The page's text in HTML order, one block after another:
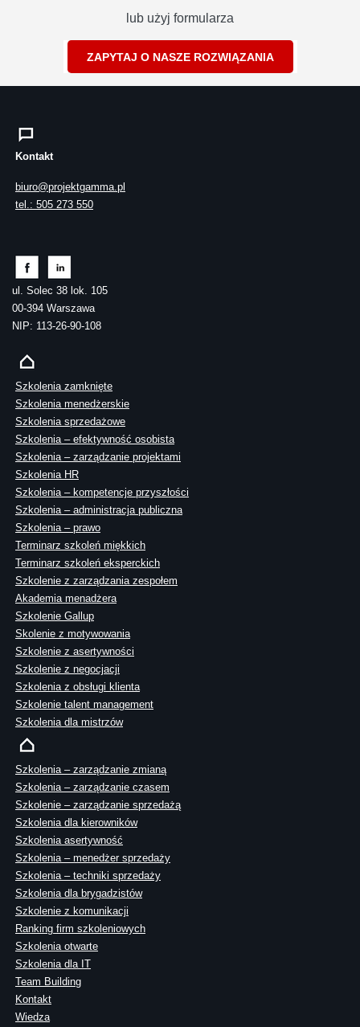
lub użyj formularza
ZAPYTAJ O NASZE ROZWIĄZANIA
Kontakt
biuro@projektgamma.pl
tel.: 505 273 550
ul. Solec 38 lok. 105
00-394 Warszawa
NIP: 113-26-90-108
Szkolenia zamknięte
Szkolenia menedżerskie
Szkolenia sprzedażowe
Szkolenia – efektywność osobista
Szkolenia – zarządzanie projektami
Szkolenia HR
Szkolenia – kompetencje przyszłości
Szkolenia – administracja publiczna
Szkolenia – prawo
Terminarz szkoleń miękkich
Terminarz szkoleń eksperckich
Szkolenie z zarządzania zespołem
Akademia menadżera
Szkolenie Gallup
Skolenie z motywowania
Szkolenie z asertywności
Szkolenie z negocjacji
Szkolenia z obsługi klienta
Szkolenie talent management
Szkolenia dla mistrzów
Szkolenia – zarządzanie zmianą
Szkolenia – zarządzanie czasem
Szkolenie – zarządzanie sprzedażą
Szkolenia dla kierowników
Szkolenia asertywność
Szkolenia – menedżer sprzedaży
Szkolenia – techniki sprzedaży
Szkolenia dla brygadzistów
Szkolenie z komunikacji
Ranking firm szkoleniowych
Szkolenia otwarte
Szkolenia dla IT
Team Building
Kontakt
Wiedza